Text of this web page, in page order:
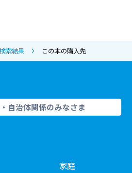
検索結果 この本の購入先
自治体関係のみなさま
家庭